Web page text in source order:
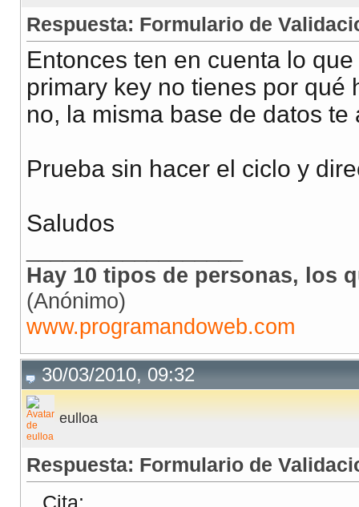
echo" listo";
}
}?>
<h1>Formulario de
<form id="form1"
<table
<td> <input
<td>Contraseña</
<td> <input
<td> Nombre</td>
<td> <input
<td>Apellido
<td>Apellido
Respuesta: Formulario de
Entonces ten en cuenta lo
primary key no tienes por qué
no, la misma base de datos
Prueba sin hacer el ciclo y
Saludos
Hay 10 tipos de personas, los
(Anónimo)
www.programandoweb.com
30/03/2010, 09:32
eulloa
Respuesta: Formulario de
Cita: